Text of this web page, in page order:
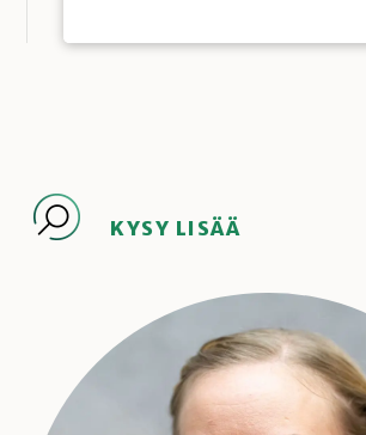
KYSY LISÄÄ